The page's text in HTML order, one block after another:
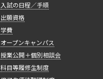
入試の日程／手順
出願資格
学費
オープンキャンパス
授業公開＋個別相談会
科目等履修生制度